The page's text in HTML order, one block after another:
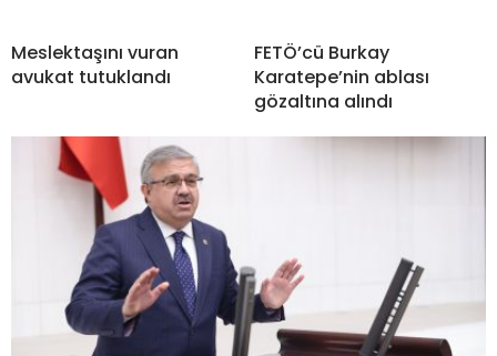
Meslektaşını vuran
avukat tutuklandı
FETÖ’cü Burkay
Karatepe’nin ablası
gözaltına alındı